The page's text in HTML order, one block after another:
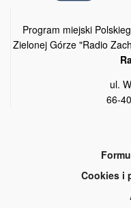
Program miejski
Zielonej Górze "Radio
ul.
66-
Cookies i